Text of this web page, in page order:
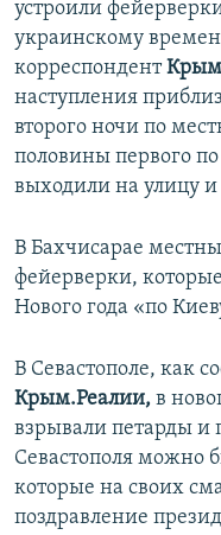
устроили
украинскому
корреспондент
наступления
второго ночи по
половины первого
выходили на улицу
В Бахчисарае
фейерверки,
Нового года «по
В Севастополе, как
Крым.Реалии, в
взрывали петарды и
Севастополя можно
которые на своих
поздравление